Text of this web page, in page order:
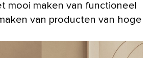
mooi maken van functioneel
van producten van hoge